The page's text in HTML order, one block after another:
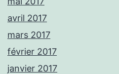
avril 2017
mars 2017
février 2017
janvier 2017